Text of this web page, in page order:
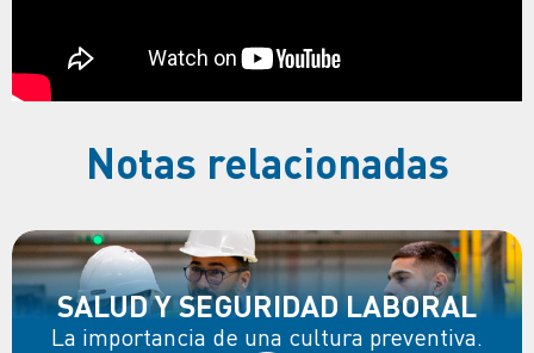
Notas relacionadas
SALUD Y SEGURIDAD LABORAL
La importancia de una cultura preventiva.